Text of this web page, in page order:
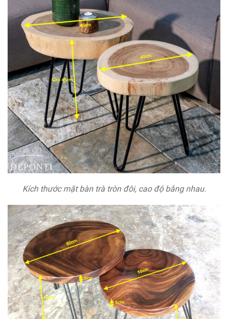
Kích thước mặt bàn trà tròn đôi, cao độ bằng nhau.